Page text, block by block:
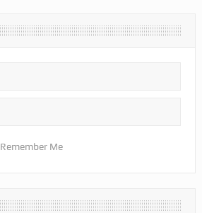
Remember Me